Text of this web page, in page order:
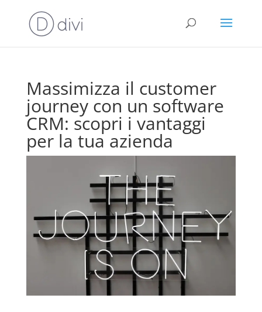
Massimizza il customer
journey con un software
CRM: scopri i vantaggi
per la tua azienda